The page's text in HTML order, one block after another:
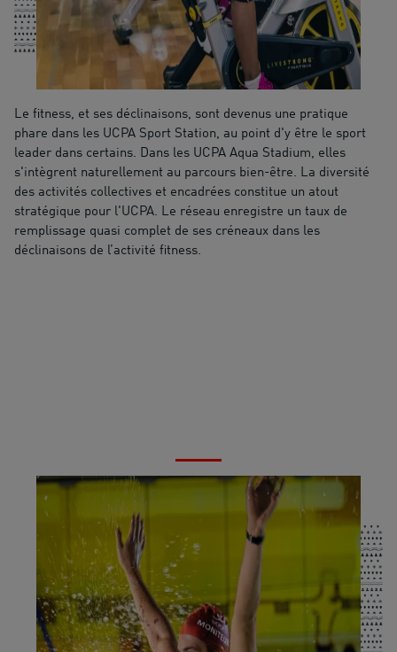
Le fitness, et ses déclinaisons, sont devenus une pratique
phare dans les UCPA Sport Station, au point d'y être le sport
leader dans certains. Dans les UCPA Aqua Stadium, elles
s'intègrent naturellement au parcours bien-être. La diversité
des activités collectives et encadrées constitue un atout
stratégique pour l'UCPA. Le réseau enregistre un taux de
remplissage quasi complet de ses créneaux dans les
déclinaisons de l’activité fitness.